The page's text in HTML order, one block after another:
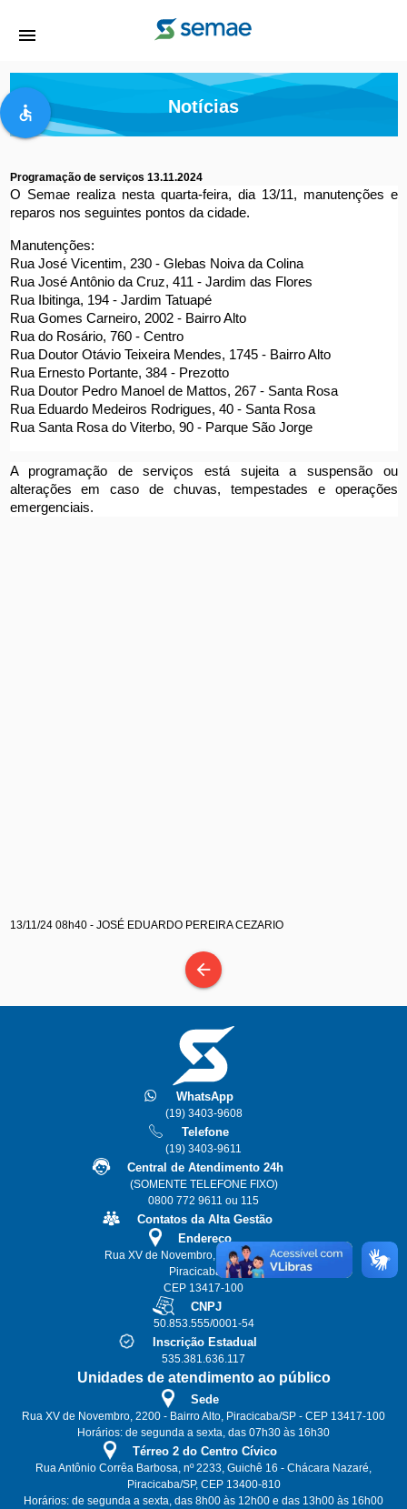
menu
accessible Notícias
Programação de serviços 13.11.2024
O Semae realiza nesta quarta-feira, dia 13/11, manutenções e
reparos nos seguintes pontos da cidade.
Manutenções:
Rua José Vicentim, 230 - Glebas Noiva da Colina
Rua José Antônio da Cruz, 411 - Jardim das Flores
Rua Ibitinga, 194 - Jardim Tatuapé
Rua Gomes Carneiro, 2002 - Bairro Alto
Rua do Rosário, 760 - Centro
Rua Doutor Otávio Teixeira Mendes, 1745 - Bairro Alto
Rua Ernesto Portante, 384 - Prezotto
Rua Doutor Pedro Manoel de Mattos, 267 - Santa Rosa
Rua Eduardo Medeiros Rodrigues, 40 - Santa Rosa
Rua Santa Rosa do Viterbo, 90 - Parque São Jorge
A programação de serviços está sujeita a suspensão ou
alterações em caso de chuvas, tempestades e operações
emergenciais.
13/11/24 08h40 - JOSÉ EDUARDO PEREIRA CEZARIO
arrow_back
WhatsApp
(19) 3403-9608
Telefone
(19) 3403-9611
Central de Atendimento 24h
(SOMENTE TELEFONE FIXO)
0800 772 9611 ou 115
Contatos da Alta Gestão
Endereço
Rua XV de Novembro, 2200 - Bairro Alto
Piracicaba/SP
CEP 13417-100
CNPJ
50.853.555/0001-54
Inscrição Estadual
535.381.636.117
Unidades de atendimento ao público
Sede
Rua XV de Novembro, 2200 - Bairro Alto, Piracicaba/SP - CEP 13417-100
Horários: de segunda a sexta, das 07h30 às 16h30
Térreo 2 do Centro Cívico
Rua Antônio Corrêa Barbosa, nº 2233, Guichê 16 - Chácara Nazaré,
Piracicaba/SP, CEP 13400-810
Horários: de segunda a sexta, das 8h00 às 12h00 e das 13h00 às 16h00